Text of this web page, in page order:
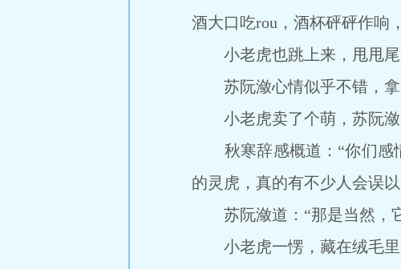
酒大口吃rou，酒杯砰砰作响
小老虎也跳上来，甩甩尾
苏阮潋心情似乎不错，拿
小老虎卖了个萌，苏阮潋
秋寒辞感概道：“你们感情
的灵虎，真的有不少人会误
苏阮潋道：“那是当然，
小老虎一愣，藏在绒毛里